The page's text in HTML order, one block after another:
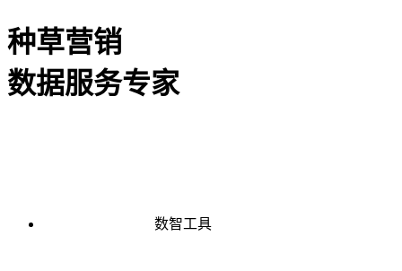
种草营销
数据服务专家
数智工具